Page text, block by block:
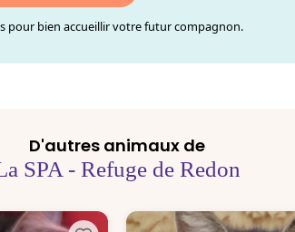
pour bien accueillir votre futur compagnon.
D'autres animaux de
SPA - Refuge de Redon